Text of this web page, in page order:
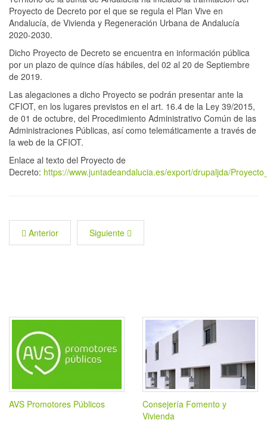
Proyecto de Decreto por el que se regula el Plan Vive en
Andalucía, de Vivienda y Regeneración Urbana de Andalucía
2020-2030.
Dicho Proyecto de Decreto se encuentra en información pública
por un plazo de quince días hábiles, del 02 al 20 de Septiembre
de 2019.
Las alegaciones a dicho Proyecto se podrán presentar ante la
CFIOT, en los lugares previstos en el art. 16.4 de la Ley 39/2015,
de 01 de octubre, del Procedimiento Administrativo Común de las
Administraciones Públicas, así como telemáticamente a través de
la web de la CFIOT.
Enlace al texto del Proyecto de
Decreto: https://www.juntadeandalucia.es/export/drupaljda/
Anterior Siguiente
AVS Promotores Públicos
Consejería Fomento y
Vivienda